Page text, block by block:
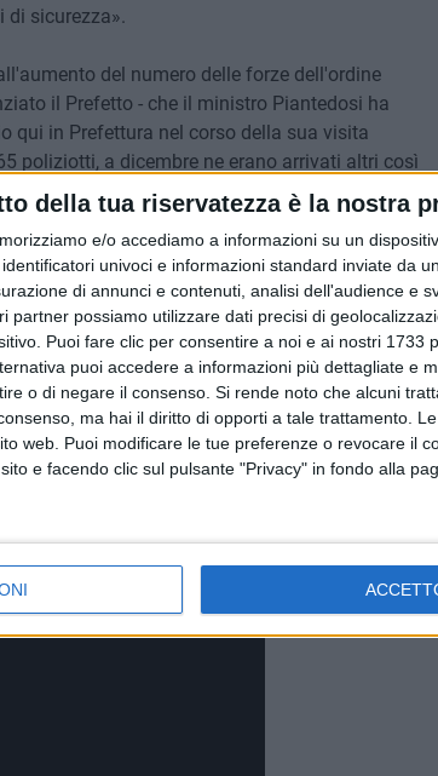
della tua riservatezza è la nostra
e/o accediamo a informazioni su un
univoci e informazioni standard inviate da
di annunci e contenuti, analisi dell'audience e
partner possiamo utilizzare dati precisi di
Puoi fare clic per consentire a noi e ai nostri 1733
puoi accedere a informazioni più dettagliate e
o di negare il consenso. Si rende noto che alcuni
ma hai il diritto di opporti a tale trattamento.
web. Puoi modificare le tue preferenze o revocare il
e facendo clic sul pulsante "Privacy" in fondo alla
di sicurezza».
del numero delle forze dell'ordine
il Prefetto - che il ministro Piantedosi ha
qui in Prefettura nel corso della sua visita
poliziotti, a dicembre ne erano arrivati altri così
una «presa di coscienza su varie tematiche.
realtà in cui si vive sia accettabile, bella.
ha la possibilità di contribuire in termini di
contribuire in questo senso». Infine, un
i quali non avrei potuto svolgere quel